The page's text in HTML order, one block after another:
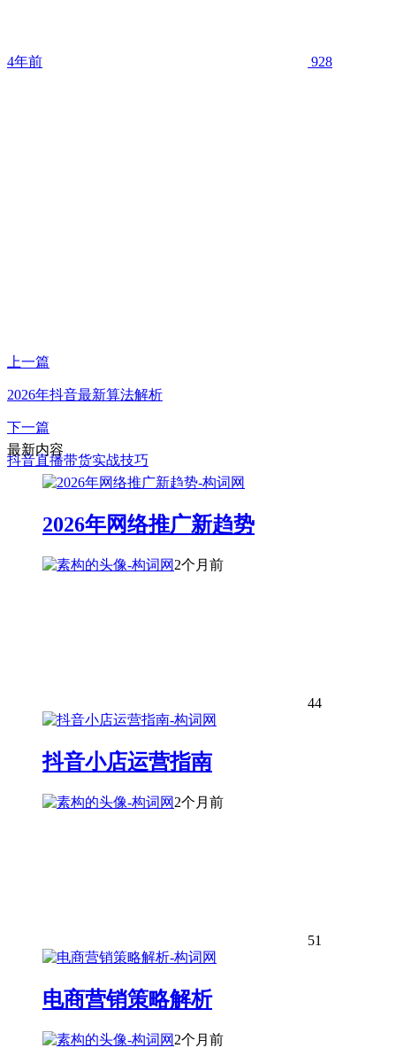
4年前 928
上一篇
2026年抖音最新算法解析
下一篇
抖音直播带货实战技巧
最新内容
2026年网络推广新趋势
2个月前
44
抖音小店运营指南
2个月前
51
电商营销策略解析
2个月前